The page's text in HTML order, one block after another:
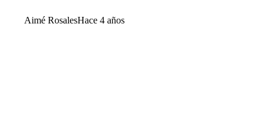
Aimé RosalesHace 4 años